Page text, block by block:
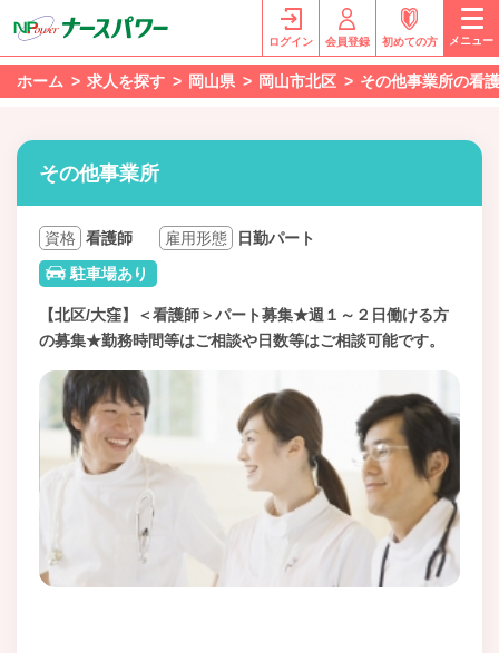
ログイン 会員登録 初めての方 メニュー
ホーム 求人を探す 岡山県 岡山市北区 その他事業所の看
その他事業所
資格 看護師 雇用形態
日勤パート
駐車場あり
【北区/大窪】＜看護師＞パート募集★週１～２日働ける方
の募集★勤務時間等はご相談や日数等はご相談可能です。